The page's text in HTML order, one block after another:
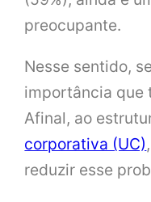
preocupante.
Nesse sentido,
importância que
Afinal, ao
corporativa (UC)
reduzir esse